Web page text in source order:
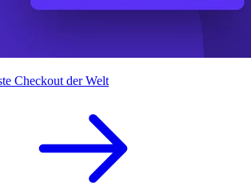
Checkout der Welt